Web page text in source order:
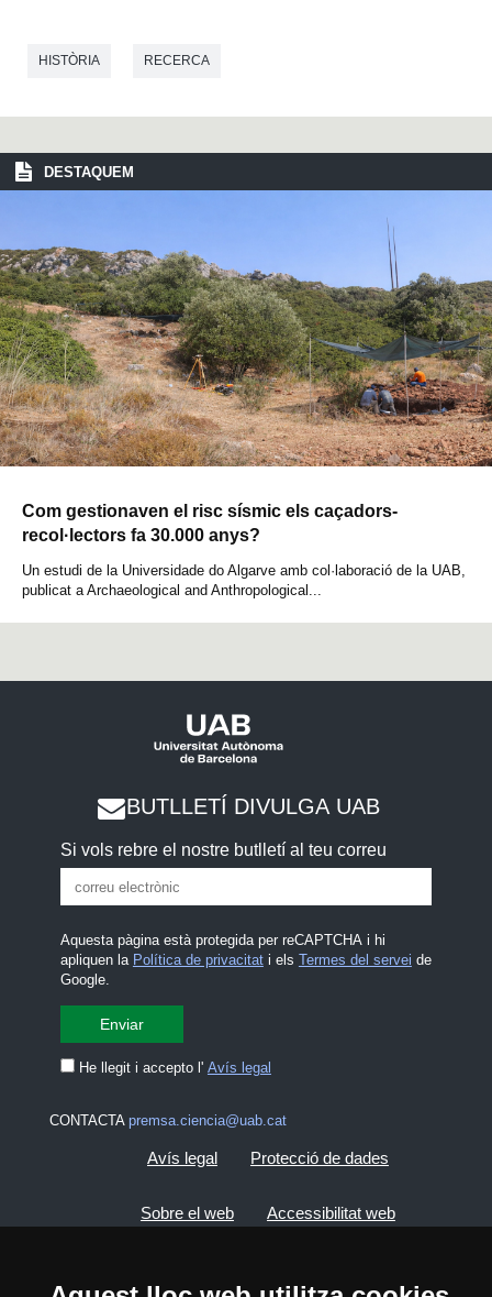
HISTÒRIA RECERCA
DESTAQUEM
Com gestionaven el risc sísmic els caçadors-
recol·lectors fa 30.000 anys?
Un estudi de la Universidade do Algarve amb col·laboració de la UAB,
publicat a Archaeological and Anthropological...
BUTLLETÍ DIVULGA UAB
Si vols rebre el nostre butlletí al teu correu
Aquesta pàgina està protegida per reCAPTCHA i hi
apliquen la Política de privacitati els Termes del servei de
Google.
He llegit i accepto l' Avís legal
CONTACTA premsa.ciencia@uab.cat
Avís legal Protecció de dades
Sobre el web Accessibilitat web